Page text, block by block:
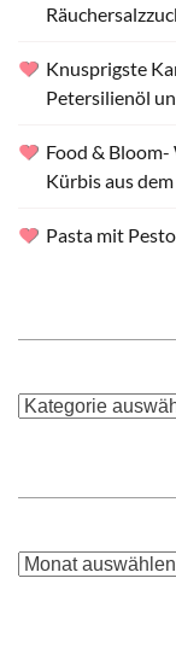
Knusprigste
Petersilienöl
Food &
Kürbis aus
Pasta mit
Kategorien
Archiv